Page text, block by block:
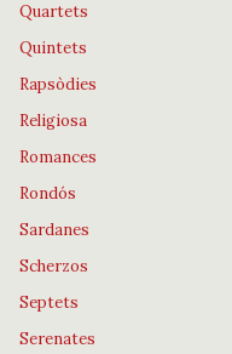
Quartets
Quintets
Rapsòdies
Religiosa
Romances
Rondós
Sardanes
Scherzos
Septets
Serenates